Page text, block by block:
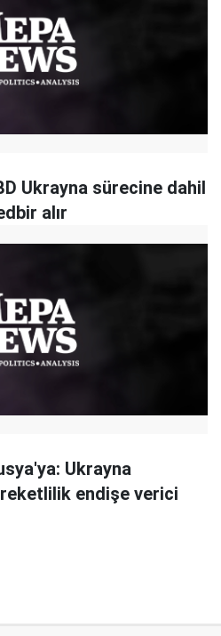
Ukrayna sürecine dahil
alır
Ukrayna
endişe verici